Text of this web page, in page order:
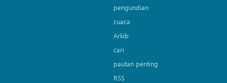
pengundian
cuaca
Arkib
cari
pautan penting
RSS